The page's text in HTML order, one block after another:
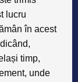
lucru
în acest
timp,
unde